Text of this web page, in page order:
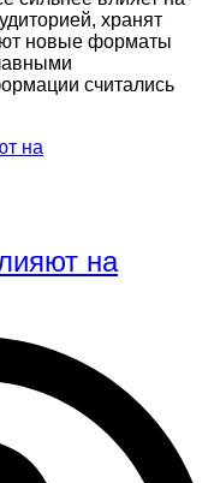
хранят
новые форматы
считались
на